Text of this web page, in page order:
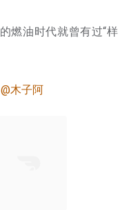
燃油时代就曾有过“样
@木子阿